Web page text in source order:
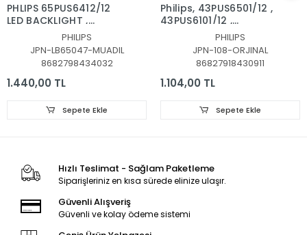
PHLIPS 65PUS6412/12
LED BACKLIGHT ,
65PUS6523,
65PUS6162/12,
65PUS6262,
65PUS6703,
65PUS6753, LED BAR,
LB65047 V1_03,
TPT650UA-QVN06
PHILIPS
JPN-LB65047-MUADIL
8682798434032
1.440,00 TL
Sepete Ekle
Philips, 43PUS6501/12 ,
43PUS6101/12 ,
43PUS6201/12,
43PUS7202,
43PUS6551, LED BAR
TAKIMI, ORJİNALİ
PHILIPS, LB43014, GJ-
PHILIPS
JPN-108-ORJINAL
86827918430911
1.104,00 TL
Sepete Ekle
Hızlı Teslimat - Sağlam Paketleme
Siparişleriniz en kısa sürede elinize ulaşır.
Güvenli Alışveriş
Güvenli ve kolay ödeme sistemi